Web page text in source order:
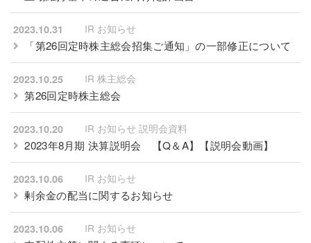
2023.10.31 IR お知らせ
「第26回定時株主総会招集ご通知」の一部修正について
2023.10.25 IR 株主総会
第26回定時株主総会
2023.10.20 IR お知らせ 説明会資料
2023年8月期 決算説明会 【Q＆A】 【説明会動画】
2023.10.06 IR お知らせ
剰余金の配当に関するお知らせ
2023.10.06 IR お知らせ